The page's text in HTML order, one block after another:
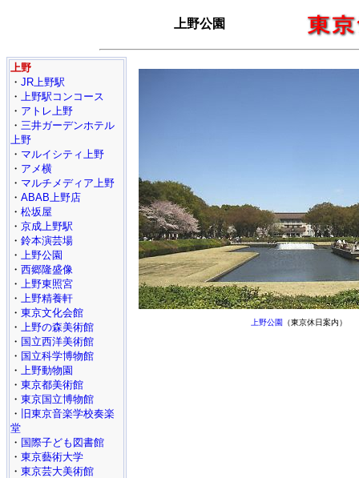
上野公園
上野
・ JR上野駅
・ 上野駅コンコース
・ アトレ上野
・ 三井ガーデンホテル
上野
・ マルイシティ上野
・ アメ横
・ マルチメディア上野
・ ABAB上野店
・ 松坂屋
・ 京成上野駅
・ 鈴本演芸場
・ 上野公園
・ 西郷隆盛像
・ 上野東照宮
・ 上野精養軒
・ 東京文化会館
・ 上野の森美術館
・ 国立西洋美術館
・ 国立科学博物館
・ 上野動物園
・ 東京都美術館
・ 東京国立博物館
・
旧東京音楽学校奏楽
堂
・ 国際子ども図書館
・ 東京藝術大学
・ 東京芸大美術館
上野公園 （東京休日案内）